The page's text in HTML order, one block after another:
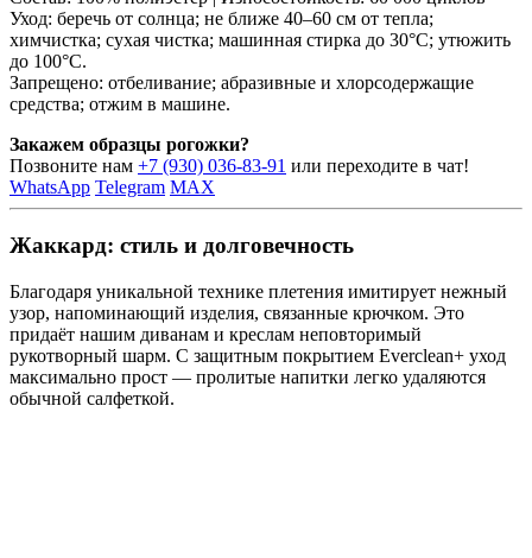
Уход: беречь от солнца; не ближе 40–60 см от тепла;
химчистка; сухая чистка; машинная стирка до 30°C; утюжить
до 100°C.
Запрещено: отбеливание; абразивные и хлорсодержащие
средства; отжим в машине.
Закажем образцы рогожки?
Позвоните нам +7 (930) 036-83-91 или переходите в чат!
WhatsApp Telegram MAX
Жаккард: стиль и долговечность
Благодаря уникальной технике плетения имитирует нежный
узор, напоминающий изделия, связанные крючком. Это
придаёт нашим диванам и креслам неповторимый
рукотворный шарм. С защитным покрытием Everclean+ уход
максимально прост — пролитые напитки легко удаляются
обычной салфеткой.